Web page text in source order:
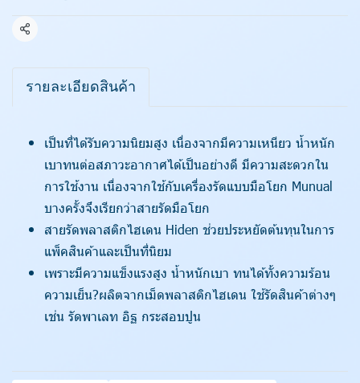
แชร์
รายละเอียดสินค้า
เป็นที่ได้รับความนิยมสูง เนื่องจากมีความเหนียว น้ำหนัก
เบาทนต่อสภาวะอากาศได้เป็นอย่างดี มีความสะดวกใน
การใช้งาน เนื่องจากใช้กับเครื่องรัดแบบมือโยก Munual
บางครั้งจึงเรียกว่าสายรัดมือโยก
สายรัดพลาสติกไฮเดน Hiden ช่วยประหยัดต้นทุนในการ
แพ็คสินค้าและเป็นที่นิยม
เพราะมีความแข็งแรงสูง น้ำหนักเบา ทนได้ทั้งความร้อน
ความเย็น?ผลิตจากเม็ดพลาสติกไฮเดน ใช้รัดสินค้าต่างๆ
เช่น รัดพาเลท อิฐ กระสอบปูน